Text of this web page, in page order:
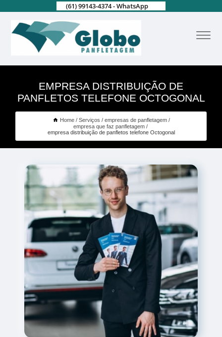
(61) 99143-4374 - WhatsApp
EMPRESA DISTRIBUIÇÃO DE
PANFLETOS TELEFONE OCTOGONAL
Home Serviços
empresas de panfletagem
empresa que faz panfletagem
empresa distribuição de panfletos telefone Octogonal